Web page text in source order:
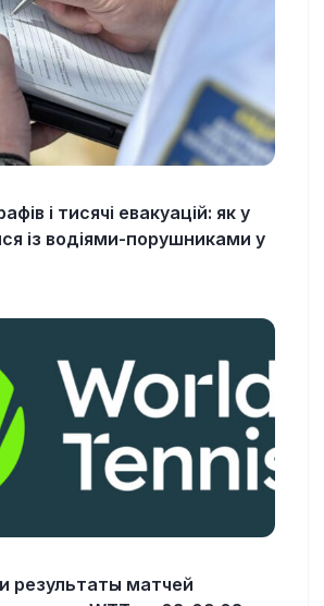
і тисячі евакуацій: як у
із водіями-порушниками у
результаты матчей